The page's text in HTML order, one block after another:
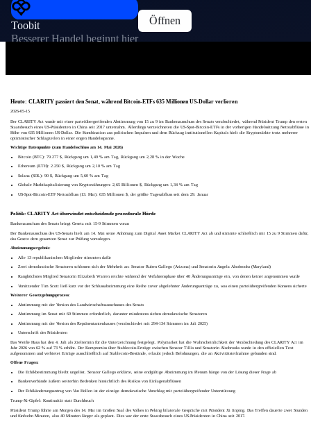
Toobit
Besserer Handel beginnt hier
Öffnen
Heute: CLARITY passiert den Senat, während Bitcoin-ETFs 635 Millionen US-Dollar verlieren
2026-05-15
Der CLARITY Act wurde mit einer parteiübergreifenden Abstimmung von 15 zu 9 im Bankenausschuss des Senats verabschiedet, während Präsident Trump den ersten
Staatsbesuch eines US-Präsidenten in China seit 2017 unternahm. Allerdings verzeichneten die US-Spot-Bitcoin-ETFs in der vorherigen Handelssitzung Nettoabflüsse in
Höhe von 635 Millionen US-Dollar. Die Kombination aus politischen Impulsen und dem Rückzug institutionellen Kapitals hielt die Kryptomärkte trotz mehrerer
optimistischer Schlagzeilen in einer engen Handelsspanne.
Wichtige Datenpunkte (zum Handelsschluss am 14. Mai 2026)
Bitcoin (BTC): 79.277 $, Rückgang um 1,49 % am Tag, Rückgang um 2,28 % in der Woche
Ethereum (ETH): 2.250 $, Rückgang um 2,10 % am Tag
Solana (SOL): 90 $, Rückgang um 5,60 % am Tag
Globale Marktkapitalisierung von Kryptowährungen: 2,65 Billionen $, Rückgang um 1,34 % am Tag
US-Spot-Bitcoin-ETF Nettoabfluss (13. Mai): 635 Millionen $, der größte Tagesabfluss seit dem 29. Januar
Politik: CLARITY Act überwindet entscheidende prozedurale Hürde
Bankenausschuss des Senats bringt Gesetz mit 15-9 Stimmen voran
Der Bankenausschuss des US-Senats hielt am 14. Mai seine Anhörung zum Digital Asset Market CLARITY Act ab und stimmte schließlich mit 15 zu 9 Stimmen dafür,
das Gesetz dem gesamten Senat zur Prüfung vorzulegen.
Abstimmungsergebnis:
Alle 13 republikanischen Mitglieder stimmten dafür
Zwei demokratische Senatoren schlossen sich der Mehrheit an: Senator Ruben Gallego (Arizona) und Senatorin Angela Alsobrooks (Maryland)
Ranghöchstes Mitglied Senatorin Elizabeth Warren reichte während der Verfahrensphase über 40 Änderungsanträge ein, von denen keiner angenommen wurde
Vorsitzender Tim Scott ließ kurz vor der Schlussabstimmung eine Reihe zuvor abgelehnter Änderungsanträge zu, was einen parteiübergreifenden Konsens sicherte
Weiterer Gesetzgebungsprozess:
Abstimmung mit der Version des Landwirtschaftsausschusses des Senats
Abstimmung im Senat mit 60 Stimmen erforderlich, darunter mindestens sieben demokratische Senatoren
Abstimmung mit der Version des Repräsentantenhauses (verabschiedet mit 294-134 Stimmen im Juli 2025)
Unterschrift des Präsidenten
Das Weiße Haus hat den 4. Juli als Zieltermin für die Unterzeichnung festgelegt. Polymarket hat die Wahrscheinlichkeit der Verabschiedung des CLARITY Act im
Jahr 2026 von 62 % auf 73 % erhöht. Der Kompromiss über Stablecoin-Erträge zwischen Senator Tillis und Senatorin Alsobrooks wurde in den offiziellen Text
aufgenommen und verbietet Erträge ausschließlich auf Stablecoin-Bestände, erlaubt jedoch Belohnungen, die an Aktivitätsteilnahme gebunden sind.
Offene Fragen:
Die Ethikbestimmung bleibt ungelöst. Senator Gallego erklärte, seine endgültige Abstimmung im Plenum hänge von der Lösung dieser Frage ab
Bankenverbände äußern weiterhin Bedenken hinsichtlich des Risikos von Einlagenabflüssen
Der Ethikänderungsantrag von Van Hollen ist der einzige demokratische Vorschlag mit parteiübergreifender Unterstützung
Trump-Xi-Gipfel: Kontinuität statt Durchbruch
Präsident Trump führte am Morgen des 14. Mai im Großen Saal des Volkes in Peking bilaterale Gespräche mit Präsident Xi Jinping. Das Treffen dauerte zwei Stunden
und fünfzehn Minuten, also 40 Minuten länger als geplant. Dies war der erste Staatsbesuch eines US-Präsidenten in China seit 2017.